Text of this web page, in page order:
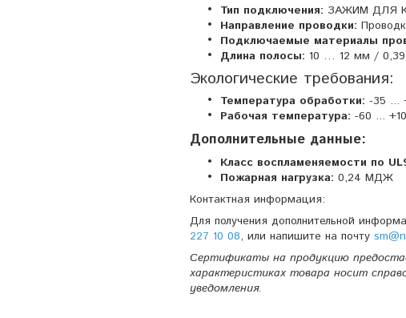
Тип подключения: ЗАЖИМ ДЛЯ
Направление проводки:
Подключаемые материалы
Длина полосы: 10 … 12 мм /
Экологические требования:
Температура обработки: -35 ...
Рабочая температура: -60 ...
Дополнительные данные:
Класс воспламеняемости по
Пожарная нагрузка: 0,24 МДЖ
Контактная информация:
Для получения дополнительной
227 10 08, или напишите на почту
Сертификаты на продукцию
характеристиках товара носит
уведомления.